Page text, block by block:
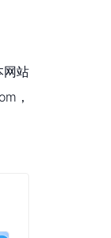
网站
，